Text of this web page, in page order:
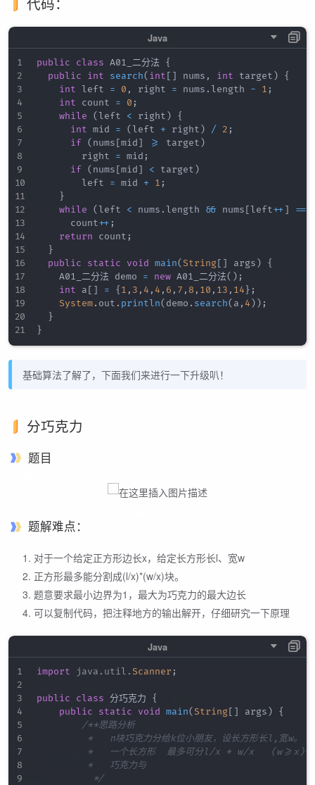
public class A01_二分法 {
public
int search( int [ ] nums , int target )
{
int left = 0 , right = nums .length - 1 ;
int count = 0 ;
while
(left < right )
{
int mid = (left + right ) / 2 ;
if ( nums [mid] >= target )
				right
= mid ;
if ( nums [mid] < target )
				left
= mid + 1 ;
}
while
(left < nums .length && nums [left++] ==
			count
++ ;
return count ;
}
public
static void main( String[ ] args )
{
		A01_二分法 demo
= new A01_二分法( ) ;
int a [ ] = { 1 , 3 , 4 , 4 , 6 , 7 , 8 , 10 , 13 , 14 } ;
System. out . println( demo . search( a , 4 ) ) ;
}
}
基础算法了解了，下面我们来进行一下升级叭！
分巧克力
题目
题解难点：
对于一个给定正方形边长x，给定长方形长l、宽w
正方形最多能分割成(l/x)*(w/x)块。
题意要求最小边界为1，最大为巧克力的最大边长
可以复制代码，把注释地方的输出解开，仔细研究一下原理
import java . util . Scanner ;
public class 分巧克力 {
public
static void main( String[ ] args )
{
/**思路分析
*   n块巧克力分给k位小朋友，设长方形长l,宽w。
*   一个长方形  最多可分l/x * w/x   (w>=x)个
         *   巧克力与
          */